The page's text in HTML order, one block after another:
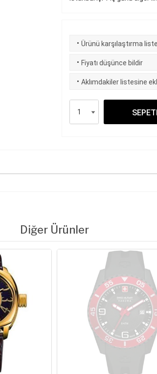
· Ürünü karşılaştırma
· Fiyatı düşünce bildir
· Aklımdakiler listesine
Diğer Ürünler